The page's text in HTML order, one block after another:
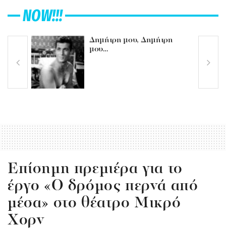
NOW!!!
Δημήτρη μου, Δημήτρη
μου…
Επίσημη πρεμιέρα για το
έργο «Ο δρόμος περνά από
μέσα» στο θέατρο Μικρό
Χορν